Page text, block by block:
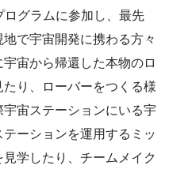
グラムに参加し、最先
で宇宙開発に携わる方々
宙から帰還した本物のロ
り、ローバーをつくる様
宙ステーションにいる宇
ーションを運用するミッ
学したり、チームメイク